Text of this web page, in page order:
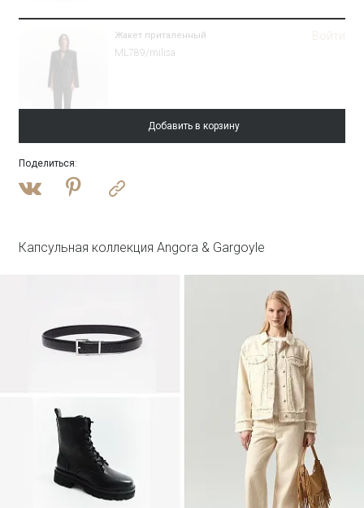
Жакет приталенный
ML789/milisa
Войти
Блузка однотонная
Блузка B3287/lambik
Юбка S1125/milisa
Блузка B3316/sanvito
SALE
Войти
Добавить в корзину
Поделиться:
Капсульная коллекция Angora & Gargoyle